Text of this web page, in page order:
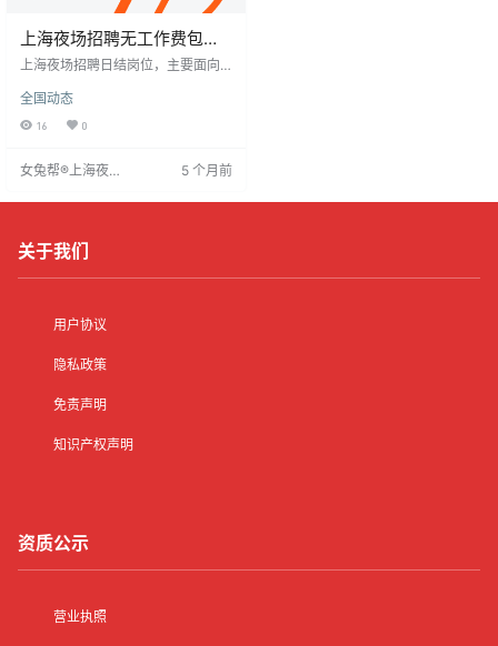
上海夜场招聘无工作费包住
宿日结
上海夜场招聘日结岗位，主要面向3
上、形象气质佳、外向开朗。工作
内容以促销酒水、客户交流为主，
薪资按日结算，部分岗位包住宿。
社交的年轻人，但需注意行业对外
全国动态
16 0
女兔帮®上海夜场
5 个月前
关于我们
用户协议
隐私政策
免责声明
知识产权声明
资质公示
营业执照